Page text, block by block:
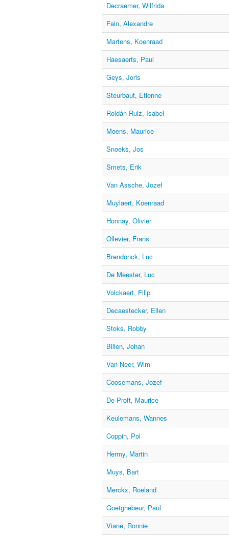
Decraemer, Wilfrida
Fain, Alexandre
Martens, Koenraad
Haesaerts, Paul
Geys, Joris
Steurbaut, Etienne
Roldán-Ruiz, Isabel
Moens, Maurice
Snoeks, Jos
Smets, Erik
Van Assche, Jozef
Muylaert, Koenraad
Honnay, Olivier
Ollevier, Frans
Brendonck, Luc
De Meester, Luc
Volckaert, Filip
Decaestecker, Ellen
Stoks, Robby
Billen, Johan
Van Neer, Wim
Coosemans, Jozef
De Proft, Maurice
Keulemans, Wannes
Coppin, Pol
Hermy, Martin
Muys, Bart
Merckx, Roeland
Goetghebeur, Paul
Viane, Ronnie